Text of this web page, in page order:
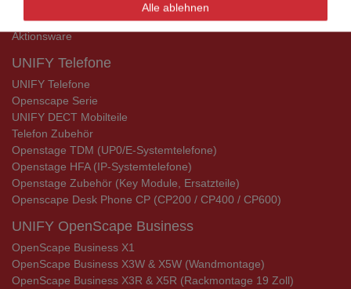
Aktionsware
UNIFY Telefone
UNIFY Telefone
Openscape Serie
UNIFY DECT Mobilteile
Telefon Zubehör
Openstage TDM (UP0/E-Systemtelefone)
Openstage HFA (IP-Systemtelefone)
Openstage Zubehör (Key Module, Ersatzteile)
Openscape Desk Phone CP (CP200 / CP400 / CP600)
UNIFY OpenScape Business
OpenScape Business X1
OpenScape Business X3W & X5W (Wandmontage)
OpenScape Business X3R & X5R (Rackmontage 19 Zoll)
Alle ablehnen